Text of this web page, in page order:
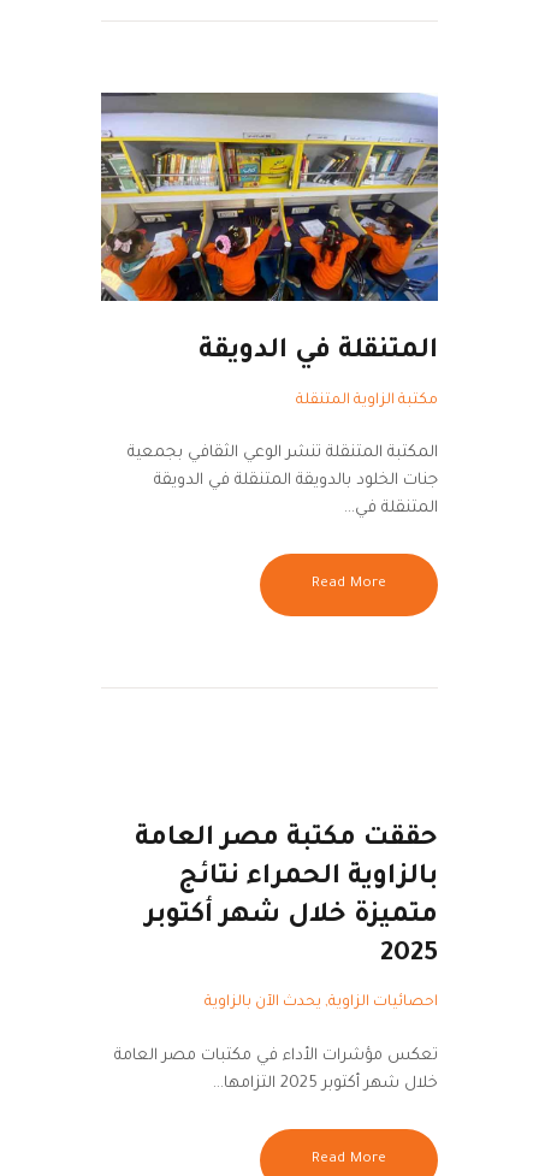
المتنقلة في الدويقة
مكتبة الزاوية المتنقلة
المكتبة المتنقلة تنشر الوعي الثقافي بجمعية
جنات الخلود بالدويقة المتنقلة في الدويقة
المتنقلة في…
Read More
حققت مكتبة مصر العامة
بالزاوية الحمراء نتائج
متميزة خلال شهر أكتوبر
2025
احصائيات الزاوية, يحدث الآن بالزاوية
تعكس مؤشرات الأداء في مكتبات مصر العامة
خلال شهر أكتوبر 2025 التزامها…
Read More